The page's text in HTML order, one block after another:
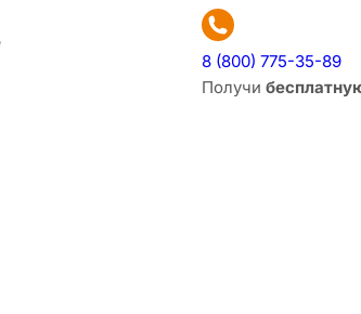
8 (800) 775-35-89
Получи